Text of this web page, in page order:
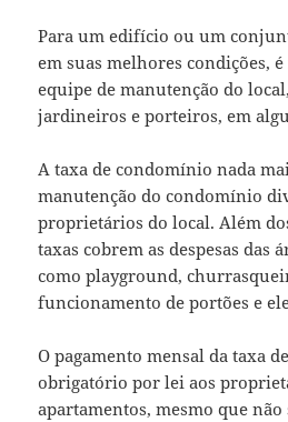
Para um edifício ou um
em suas melhores condições,
equipe de manutenção do
jardineiros e porteiros, em
A taxa de condomínio nada
manutenção do condomínio
proprietários do local. Além
taxas cobrem as despesas das
como playground,
funcionamento de portões e
O pagamento mensal da taxa
obrigatório por lei aos
apartamentos, mesmo que